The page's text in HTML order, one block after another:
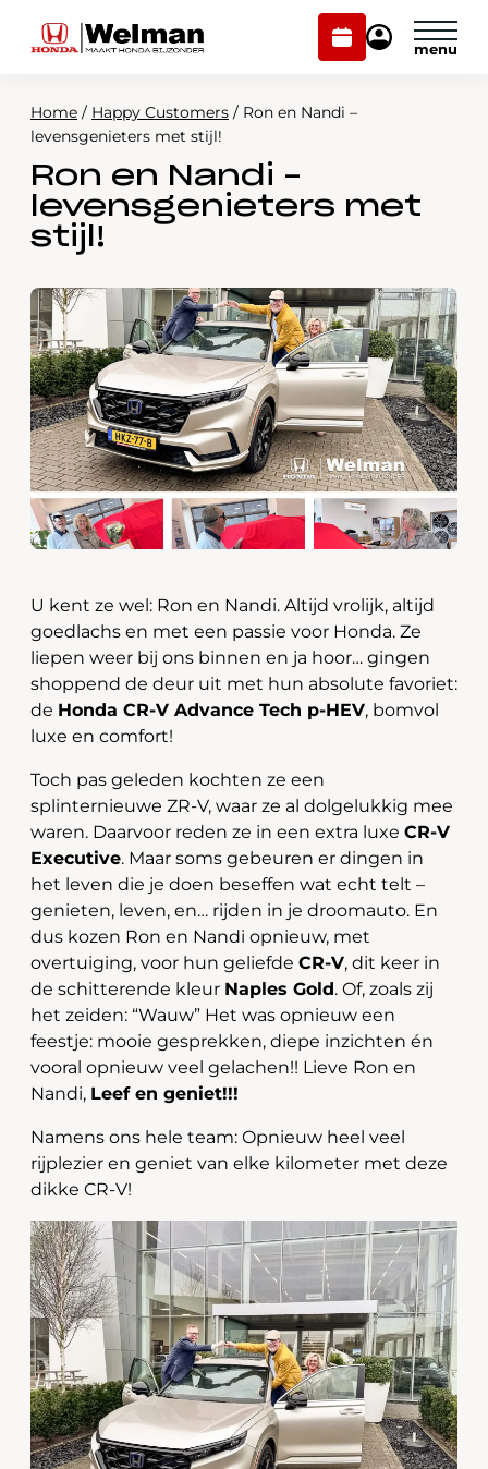
Plan
onderhoud
Mijn
Modellen
Voorraad
Onderhoud en service
Over ons
Webshop
Contact
Plan onderhoud
Home / Happy Customers / Ron en Nandi –
levensgenieters met stijl!
Ron en Nandi –
levensgenieters met
stijl!
U kent ze wel: Ron en Nandi. Altijd vrolijk, altijd
goedlachs en met een passie voor Honda. Ze
liepen weer bij ons binnen en ja hoor… gingen
shoppend de deur uit met hun absolute favoriet:
de Honda CR-V Advance Tech p-HEV, bomvol
luxe en comfort!
Toch pas geleden kochten ze een
splinternieuwe ZR-V, waar ze al dolgelukkig mee
waren. Daarvoor reden ze in een extra luxe CR-V
Executive. Maar soms gebeuren er dingen in
het leven die je doen beseffen wat echt telt –
genieten, leven, en… rijden in je droomauto. En
dus kozen Ron en Nandi opnieuw, met
overtuiging, voor hun geliefde CR-V, dit keer in
de schitterende kleur Naples Gold. Of, zoals zij
het zeiden: “Wauw” Het was opnieuw een
feestje: mooie gesprekken, diepe inzichten én
vooral opnieuw veel gelachen!! Lieve Ron en
Nandi, Leef en geniet!!!
Namens ons hele team: Opnieuw heel veel
rijplezier en geniet van elke kilometer met deze
dikke CR-V!